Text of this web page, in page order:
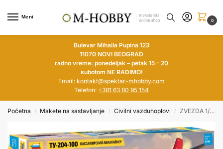
Meni
0
Bulevar Mihaila Pupina 123
11070 NOVI BEOGRAD
radno vreme: ponedeljak – petak 15 – 20
subotom NE RADIMO!
Email: kontakt@spektar-mhobby.com
Telefon: +381 63 80 95 154
Početna / Makete na sastavljanje / Civilni vazduhoplovi / ZVEZDA 1/144 Tu-204-100